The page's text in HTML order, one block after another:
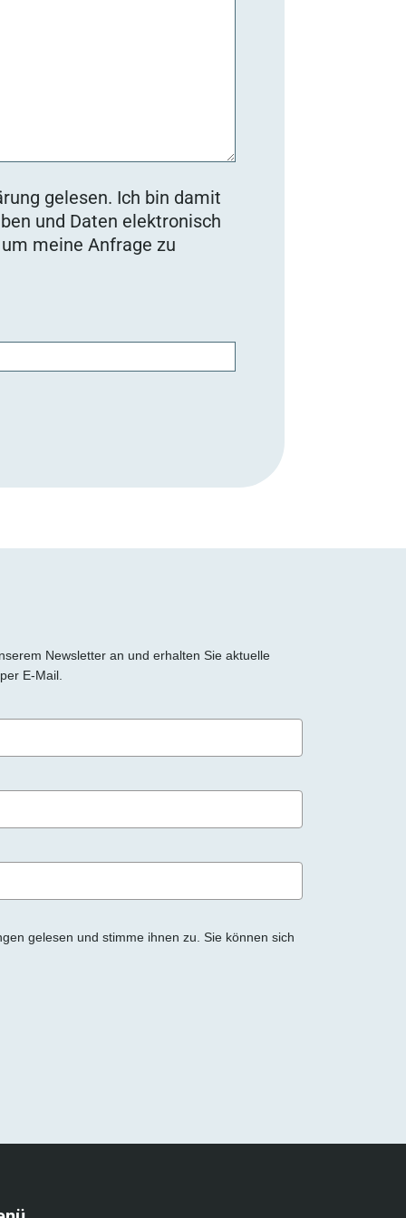
gelesen. Ich bin damit
und Daten elektronisch
meine Anfrage zu
Newsletter an und erhalten Sie aktuelle
E-Mail.
gelesen und stimme ihnen zu. Sie können sich